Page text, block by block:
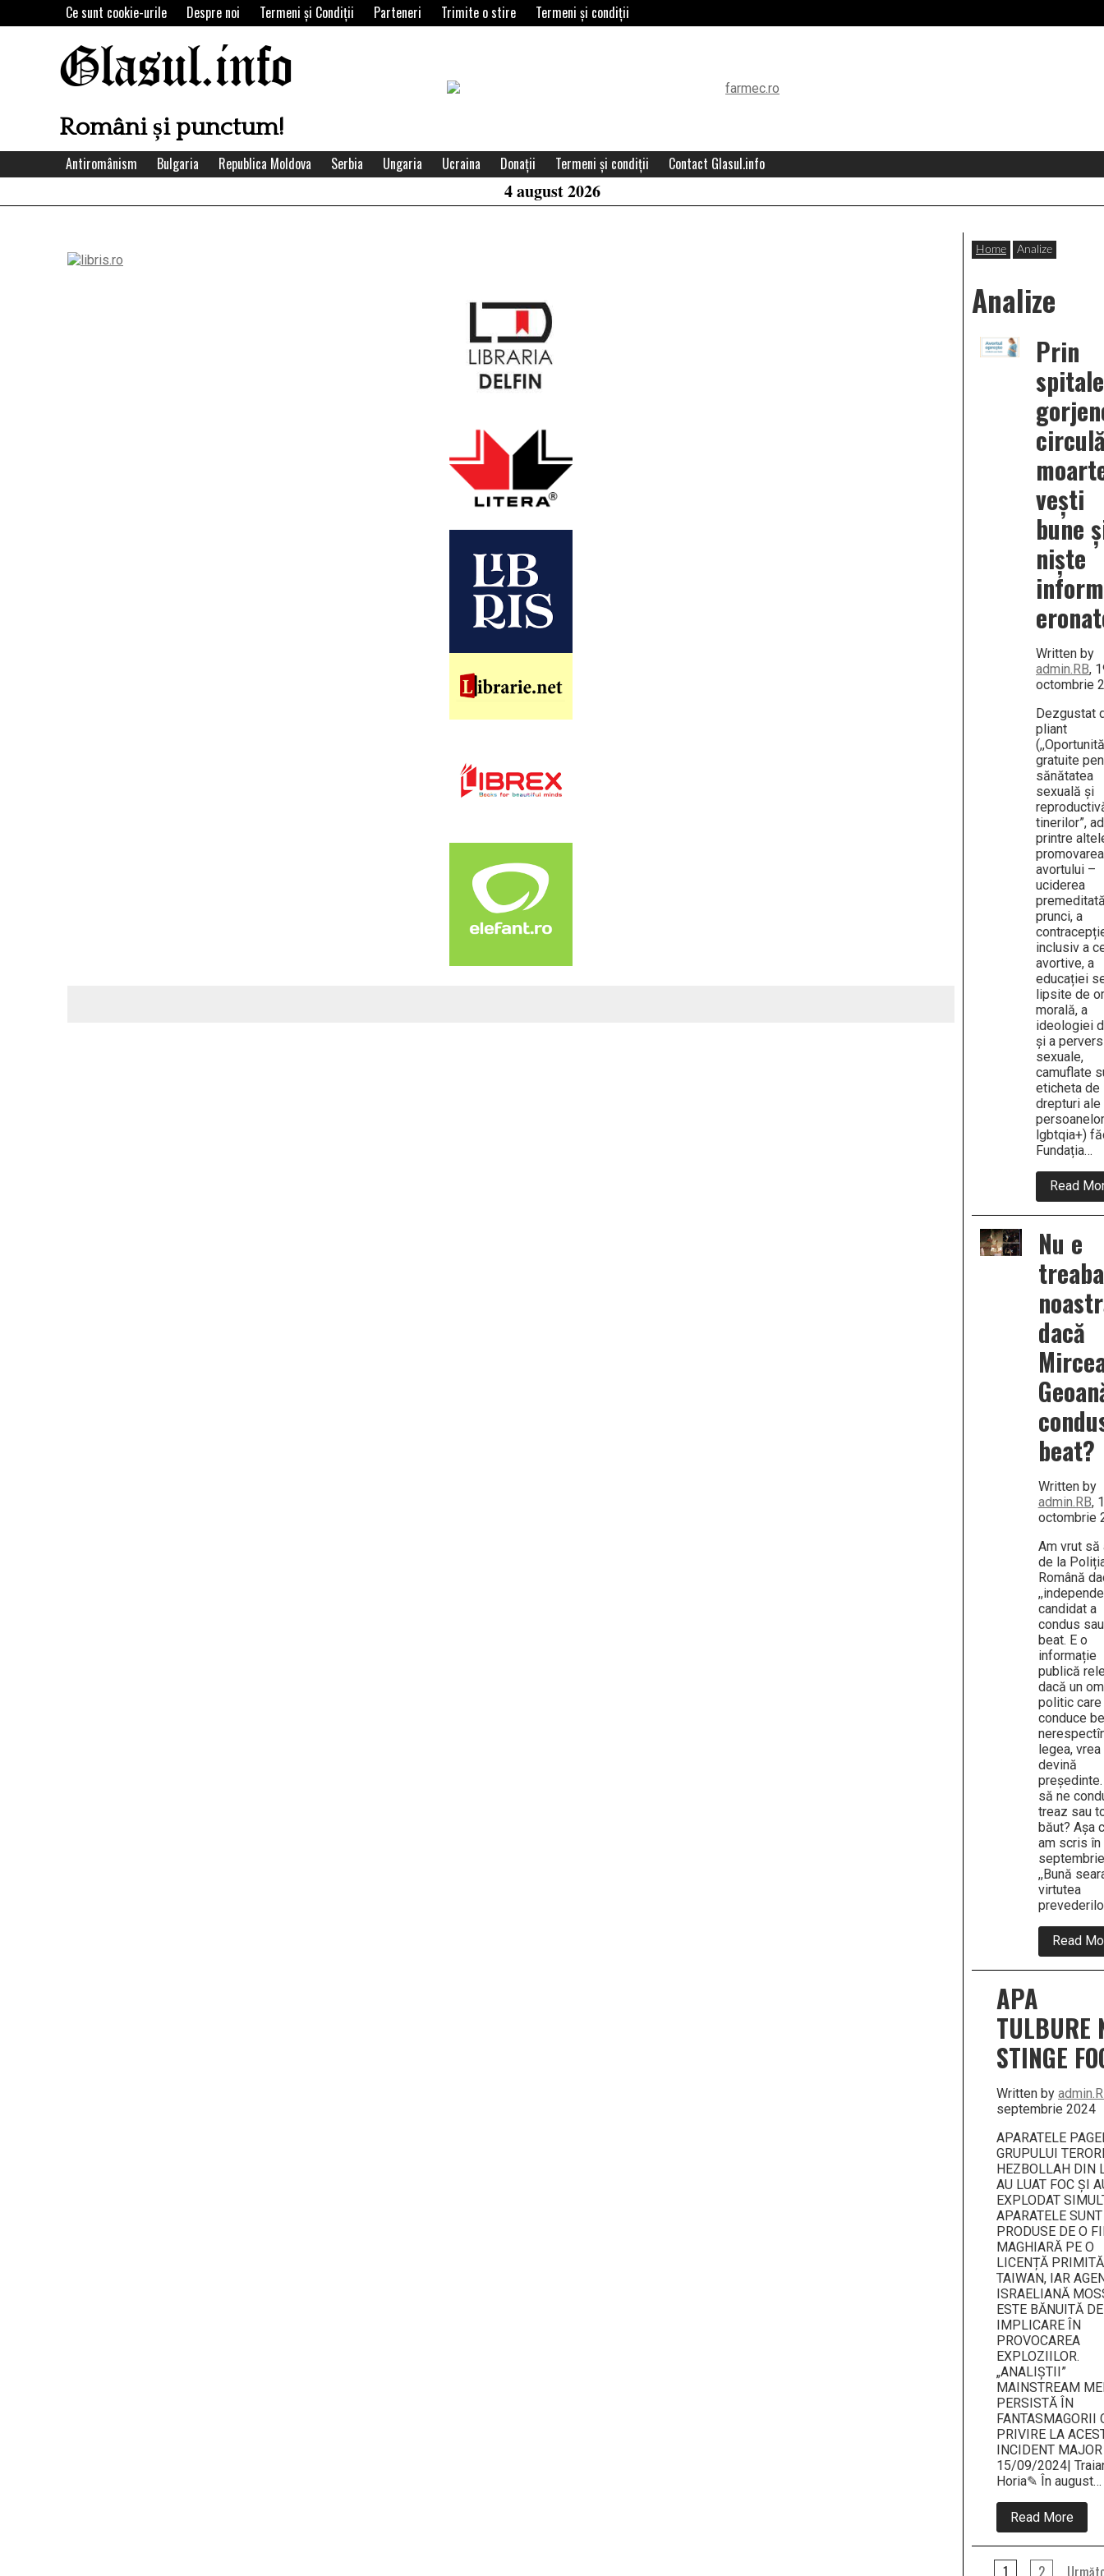
to
Ce sunt cookie-urile Despre noi Termeni şi Condiţii Parteneri Trimite o stire Termeni și condiții
Glasul.info
Români și punctum!
Header
Area
Antiromânism Bulgaria Republica Moldova Serbia Ungaria Ucraina Donații Termeni și condiții Contact Glasul.info
4 august 2026
Home Analize
Analize
Prin
vești
bune
niște
Written by
admin.RB,
octombrie
Dezgustat
pliant
gratuite
sănătatea
sexuală și
tinerilor”,
printre
promovarea
avortului –
uciderea
prunci, a
inclusiv a
avortive, a
educației
lipsite de
morală, a
ideologiei
și a
sexuale,
camuflate
eticheta de
drepturi ale
persoanelor
lgbtqia+)
Fundația…
Read
Nu e
treaba
dacă
beat?
Written by
admin.RB, 1
octombrie
Am vrut să
de la
Română
candidat a
condus
beat. E o
informație
publică
dacă un om
politic care
conduce
legea,
devină
să ne
treaz sau
băut? Așa
am scris în
,,Bună
virtutea
Read
APA
TULBURE
STINGE
Written by
septembrie 2024
APARATELE
GRUPULUI
HEZBOLLAH DIN
AU LUAT FOC ȘI
EXPLODAT
APARATELE SUNT
PRODUSE DE O
MAGHIARĂ PE O
LICENȚĂ
TAIWAN, IAR
ISRAELIANĂ
ESTE BĂNUITĂ DE
IMPLICARE ÎN
PROVOCAREA
EXPLOZIILOR.
„ANALIȘTII”
MAINSTREAM
PERSISTĂ ÎN
FANTASMAGORII
PRIVIRE LA
INCIDENT MAJOR
15/09/2024|
Horia✎ În august…
Read More
APA
1 2
Left
Asides